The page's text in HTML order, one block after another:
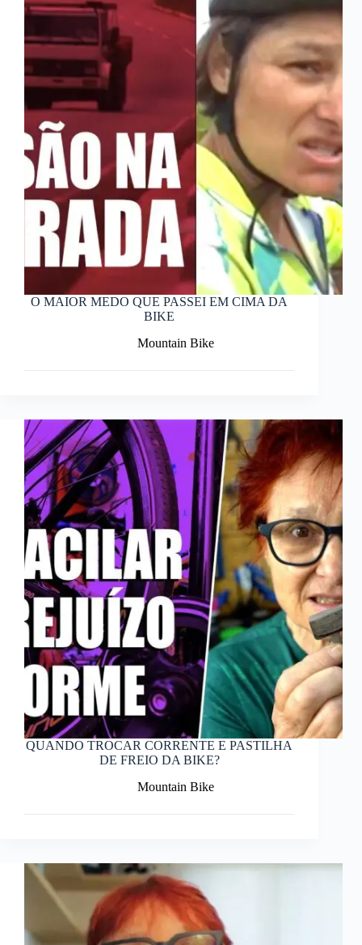
O MAIOR MEDO QUE PASSEI EM CIMA DA
BIKE
Mountain Bike
QUANDO TROCAR CORRENTE E PASTILHA
DE FREIO DA BIKE?
Mountain Bike